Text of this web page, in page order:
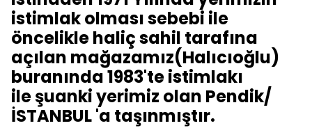
istimlak olması sebebi ile
öncelikle haliç sahil tarafına
açılan mağazamız(Halıcıoğlu)
buranında 1983'te istimlakı
ile şuanki yerimiz olan Pendik/
İSTANBUL 'a taşınmıştır.